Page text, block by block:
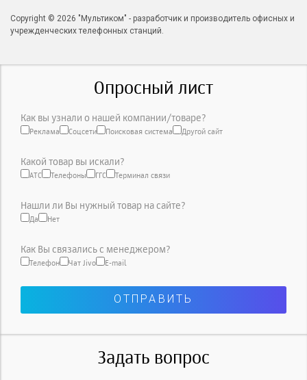
Copyright © 2026 "Мультиком" - разработчик и производитель офисных и
учрежденческих телефонных станций.
Опросный лист
Как вы узнали о нашей компании/товаре?
Реклама Соцсети Поисковая система Другой сайт
Какой товар вы искали?
АТС Телефоны ГГС Терминал связи
Нашли ли Вы нужный товар на сайте?
Да Нет
Как Вы связались с менеджером?
Телефон Чат Jivo E-mail
Задать вопрос